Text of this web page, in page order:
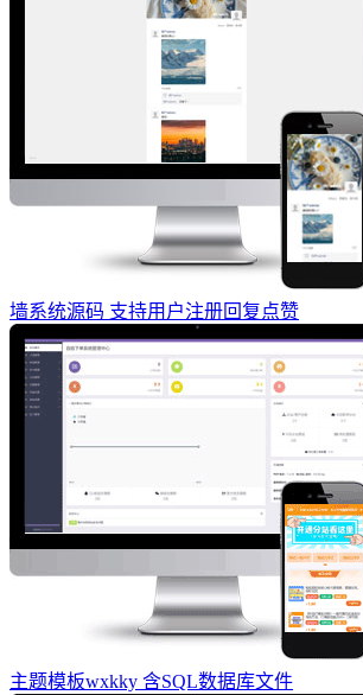
墙系统源码 支持用户注册回复点赞
主题模板wxkky 含SQL数据库文件